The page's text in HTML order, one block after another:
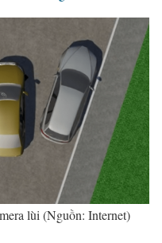
lùi (Nguồn: Internet)